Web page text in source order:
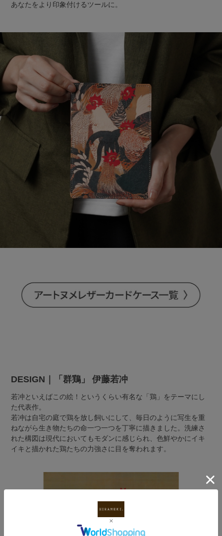
あなたをより印象付けるツールに。
DESIGN｜「群鶏」 伊藤若冲
若冲といえばこの絵！というくらい有名な「鶏」をテーマにし
た代表作。
若冲は自宅の庭で鶏を放し飼いにして、毎日のように写生を重
ねながら生き物たちの命一つ一つを丁寧に描きました。洗練さ
れた構図は現代においてもモダンに感じられ、色鮮やかにイキ
イキと描かれた鶏たちの力強さに目を奪われます。